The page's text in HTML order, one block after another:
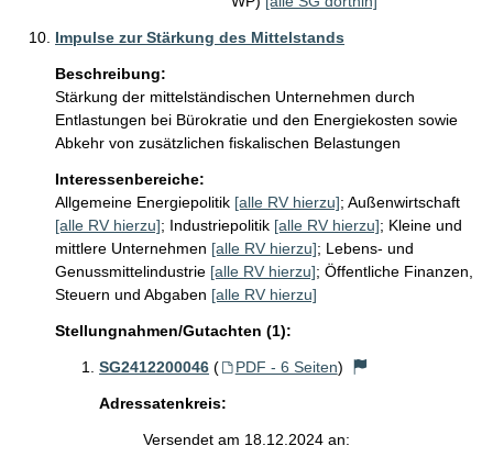
Impulse zur Stärkung des Mittelstands
Beschreibung:
Stärkung der mittelständischen Unternehmen durch
Entlastungen bei Bürokratie und den Energiekosten sowie
Abkehr von zusätzlichen fiskalischen Belastungen
Interessenbereiche:
Allgemeine Energiepolitik [alle RV hierzu]; Außenwirtschaft
[alle RV hierzu]; Industriepolitik [alle RV hierzu]; Kleine und
mittlere Unternehmen [alle RV hierzu]; Lebens- und
Genussmittelindustrie [alle RV hierzu]; Öffentliche Finanzen,
Steuern und Abgaben [alle RV hierzu]
Stellungnahmen/Gutachten (1):
SG2412200046 ( PDF - 6 Seiten)
Adressatenkreis:
Versendet am 18.12.2024 an: